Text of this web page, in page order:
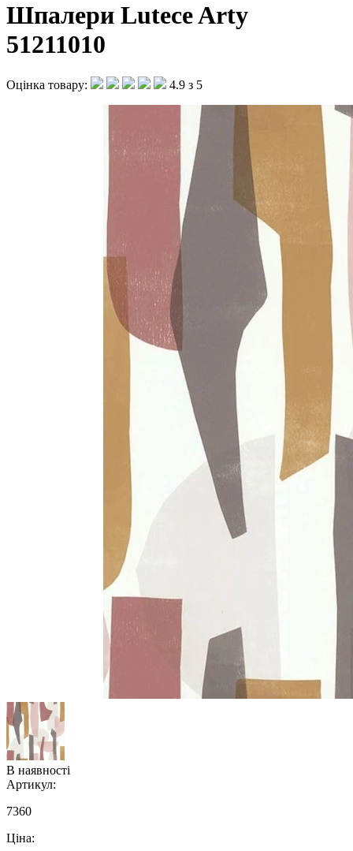
Шпалери Lutece Arty
51211010
Оцінка товару: 4.9 з 5
В наявності
Артикул:
7360
Ціна: